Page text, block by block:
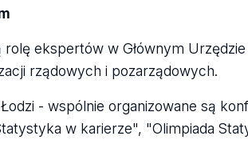
rolę ekspertów w Głównym
rządowych i pozarządowych.
- wspólnie organizowane są
w karierze", "Olimpiada